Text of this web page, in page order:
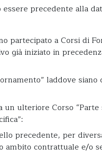
precedente alla
partecipato a Corsi di
già iniziato in
laddove
ulteriore Corso
precedente, per
contrattuale e/o